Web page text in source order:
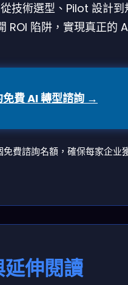
技術選型、Pilot 設計到
ROI 陷阱，實現真正的
免費 AI 轉型諮詢 →
免費諮詢名額，確保每家企业
伸閱讀